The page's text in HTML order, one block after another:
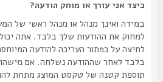
כיצד אני עורך או מוחק הודעה?
במידה ואינך מנהל או מנהל ראשי של
למחוק את ההודעות שלך בלבד. אתה יכול
לחיצה על כפתור העריכה להודעה המיוחסת,
בלבד לאחר שההודעה נשלחה. אם מישהו
תוספת קטנה של טקסט המוצג מתחת